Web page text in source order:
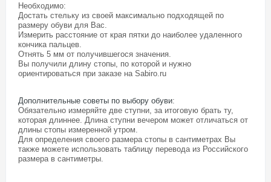
Необходимо:
Достать стельку из своей максимально подходящей по
размеру обуви для Вас.
Измерить расстояние от края пятки до наиболее удаленного
кончика пальцев.
Отнять 5 мм от получившегося значения.
Вы получили длину стопы, по которой и нужно
ориентироваться при заказе на Sabiro.ru
Дополнительные советы по выбору обуви:
Обязательно измеряйте две ступни, за итоговую брать ту,
которая длиннее. Длина ступни вечером может отличаться от
длины стопы измеренной утром.
Для определения своего размера стопы в сантиметрах Вы
также можете использовать таблицу перевода из Российского
размера в сантиметры.